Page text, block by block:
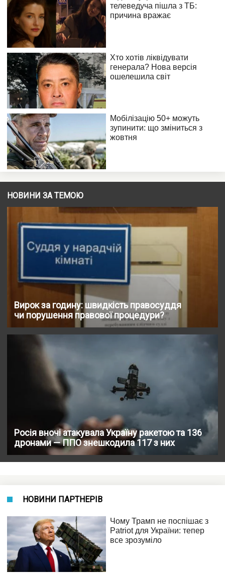
НОВИНИ ЗА ТЕМОЮ
Вирок за годину: швидкість правосуддя
чи порушення правової процедури?
Росія вночі атакувала Україну ракетою та 136
дронами — ППО знешкодила 117 з них
НОВИНИ ПАРТНЕРІВ